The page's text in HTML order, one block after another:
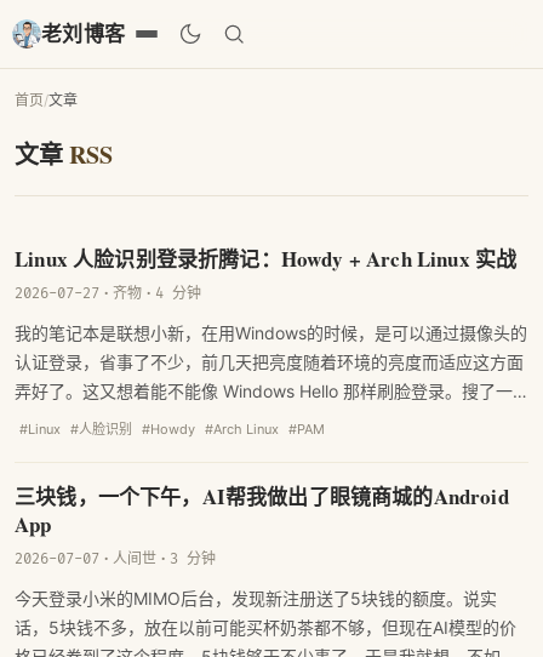
老刘博客
首页/文章
文章RSS
Linux 人脸识别登录折腾记：Howdy + Arch Linux 实战
2026-07-27 · 齐物 · 4 分钟
我的笔记本是联想小新，在用Windows的时候，是可以通过摄像头的
认证登录，省事了不少，前几天把亮度随着环境的亮度而适应这方面
弄好了。这又想着能不能像 Windows Hello 那样刷脸登录。搜了一
圈，发现 Howdy 这个开源项目正是干这个的——号称"Linux 版
#Linux #人脸识别 #Howdy #Arch Linux #PAM
三块钱，一个下午，AI帮我做出了眼镜商城的Android
App
2026-07-07 · 人间世 · 3 分钟
今天登录小米的MIMO后台，发现新注册送了5块钱的额度。说实
话，5块钱不多，放在以前可能买杯奶茶都不够，但现在AI模型的价